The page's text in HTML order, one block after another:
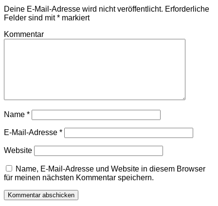
Deine E-Mail-Adresse wird nicht veröffentlicht. Erforderliche
Felder sind mit* markiert
Kommentar
Name *
E-Mail-Adresse *
Website
Name, E-Mail-Adresse und Website in diesem Browser
für meinen nächsten Kommentar speichern.